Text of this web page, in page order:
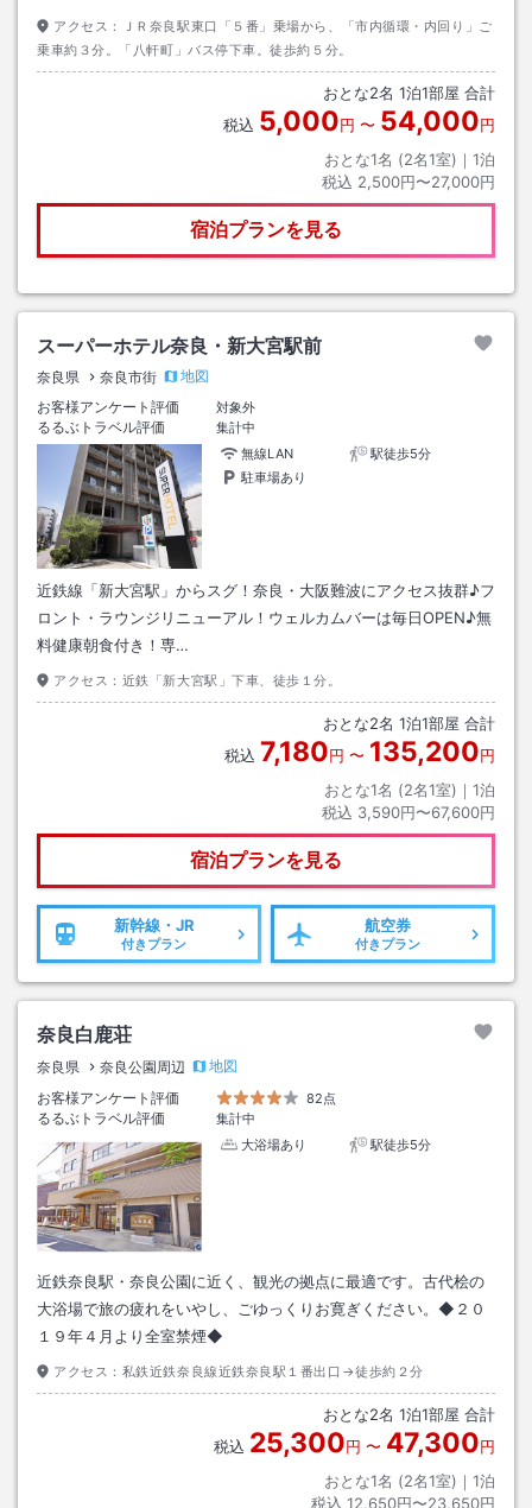
アクセス：
ＪＲ奈良駅東口「５番」乗場から、「市内循環・内回り」ご
乗車約３分。「八軒町」バス停下車。徒歩約５分。
おとな2名 1泊1部屋 合計
税込 5,000円 〜 54,000円
おとな1名 (2名1室)｜ 1泊
税込 2,500円〜27,000円
宿泊プランを見る
スーパーホテル奈良・新大宮駅前
奈良県 奈良市街
地図
お客様アンケート評価
対象外
るるぶトラベル評価
集計中
無線LAN
駅徒歩5分
駐車場あり
近鉄線「新大宮駅」からスグ！奈良・大阪難波にアクセス抜群♪フ
ロント・ラウンジリニューアル！ウェルカムバーは毎日OPEN♪無
料健康朝食付き！専…
アクセス： 近鉄「新大宮駅」下車、徒歩１分。
おとな2名 1泊1部屋 合計
税込 7,180円 〜 135,200円
おとな1名 (2名1室)｜ 1泊
税込 3,590円〜67,600円
宿泊プランを見る
新幹線・JR
付きプラン
航空券
付きプラン
奈良白鹿荘
奈良県 奈良公園周辺
地図
お客様アンケート評価
82点
るるぶトラベル評価
集計中
大浴場あり
駅徒歩5分
近鉄奈良駅・奈良公園に近く、観光の拠点に最適です。古代桧の
大浴場で旅の疲れをいやし、ごゆっくりお寛ぎください。◆２０
１９年４月より全室禁煙◆
アクセス： 私鉄近鉄奈良線近鉄奈良駅１番出口→徒歩約２分
おとな2名 1泊1部屋 合計
税込 25,300円 〜 47,300円
おとな1名 (2名1室)｜ 1泊
税込 12,650円〜23,650円